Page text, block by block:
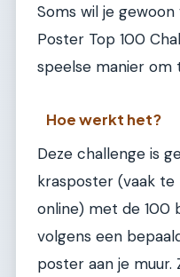
Soms wil je
Poster Top 100
speelse manier om
Hoe werkt het?
Deze challenge is
krasposter (vaak te
online) met de 100
volgens een
poster aan je muur.